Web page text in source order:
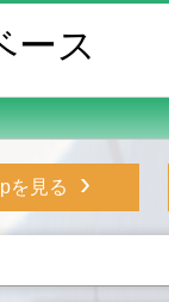
ース
を見る ›